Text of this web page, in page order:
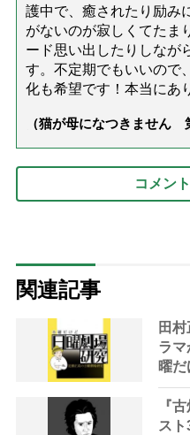
護中で、癒されたり励み
がないのが寂しくてたま
ード思い出したりしなが
す。不定期でもいいので
化も希望です！本当にあ
（猫が母になつきません
コメン
関連記事
田
ラ
曜だ
『
ス